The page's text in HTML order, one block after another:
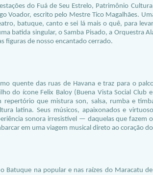
do Fuá de Seu Estrelo, Patrimônio
Voador, escrito pelo Mestre Tico Magalhães.
batuque, canto e sei lá mais o quê, para
batida singular, o Samba Pisado, a Orquestra
figuras de nosso encantado cerrado.
quente das ruas de Havana e traz para o
do ícone Felix Baloy (Buena Vista Social Club
repertório que mistura son, salsa, rumba e
latina. Seus músicos, apaixonados e
sonora irresistível — daquelas que fazem
em uma viagem musical direto ao coração
Batuque na popular e nas raízes do Maracatu